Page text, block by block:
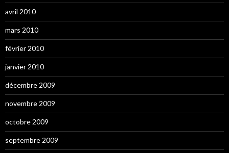
avril 2010
mars 2010
février 2010
janvier 2010
décembre 2009
novembre 2009
octobre 2009
septembre 2009